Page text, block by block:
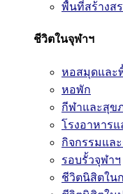
พื้นที่สร้างส
ชีวิตในจุฬาฯ
หอสมุดและ
หอพัก
กีฬาและสุข
โรงอาหารแ
กิจกรรมแล
รอบรั้วจุฬาฯ
ชีวิตนิสิตใน